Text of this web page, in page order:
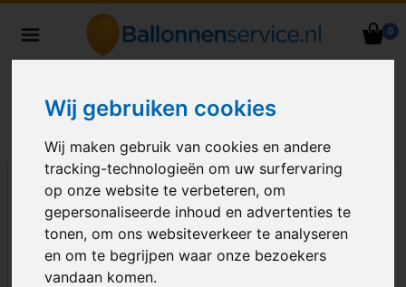
Wij gebruiken cookies
Wij maken gebruik van cookies en andere
tracking-technologieën om uw surfervaring
op onze website te verbeteren, om
gepersonaliseerde inhoud en advertenties te
tonen, om ons websiteverkeer te analyseren
en om te begrijpen waar onze bezoekers
vandaan komen.
0
Nederland